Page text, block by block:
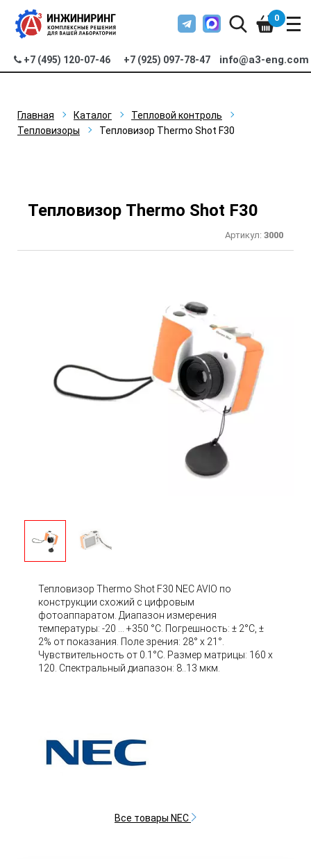
+7 (495) 120-07-46 +7 (925) 097-78-47 info@a3-eng.com
0
Главная Каталог
Тепловой контроль
Тепловизоры
Тепловизор Thermo Shot F30
Тепловизор Thermo Shot F30
Артикул: 3000
Тепловизор Thermo Shot F30 NEC AVIO по
конструкции схожий с цифровым
фотоаппаратом. Диапазон измерения
температуры: -20 ... +350 °C. Погрешность: ± 2°C, ±
2% от показания. Поле зрения: 28° x 21°.
Чувствительность от 0.1°C. Размер матрицы: 160 x
120. Спектральный диапазон: 8..13 мкм.
Все товары NEC